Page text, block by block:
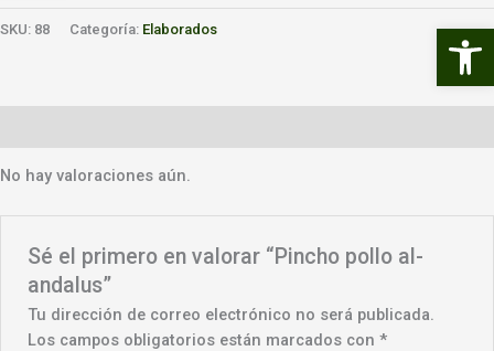
SKU: 88 Categoría: Elaborados
No hay valoraciones aún.
Sé el primero en valorar “Pincho pollo al-
andalus”
Tu dirección de correo electrónico no será publicada.
Los campos obligatorios están marcados con*
Abrir